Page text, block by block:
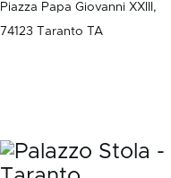
Piazza Papa Giovanni XXIII,
74123 Taranto TA